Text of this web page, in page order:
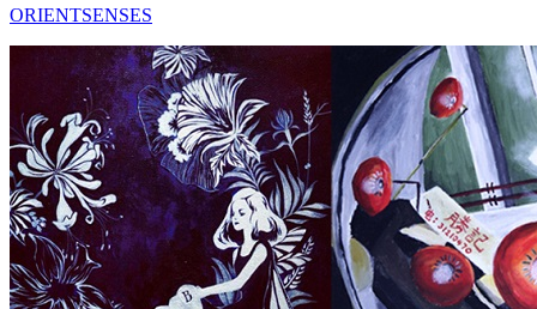
ORIENTSENSES